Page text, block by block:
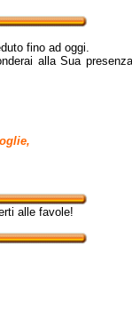
fino ad oggi.
alla Sua
alle favole!